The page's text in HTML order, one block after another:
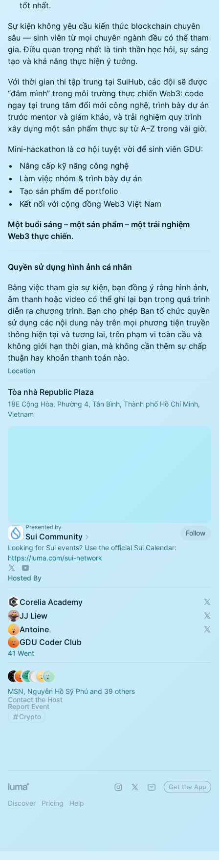
tốt nhất.
Sự kiện không yêu cầu kiến thức blockchain chuyên
sâu — sinh viên từ mọi chuyên ngành đều có thể tham
gia. Điều quan trọng nhất là tinh thần học hỏi, sự sáng
tạo và khả năng thực hiện ý tưởng.
Với thời gian thi tập trung tại SuiHub, các đội sẽ được
“đắm mình” trong môi trường thực chiến Web3: code
ngay tại trung tâm đổi mới công nghệ, trình bày dự án
trước mentor và giám khảo, và trải nghiệm quy trình
xây dựng một sản phẩm thực sự từ A–Z trong vài giờ.
Mini-hackathon là cơ hội tuyệt vời để sinh viên GDU:
Nâng cấp kỹ năng công nghệ
Làm việc nhóm & trình bày dự án
Tạo sản phẩm để portfolio
Kết nối với cộng đồng Web3 Việt Nam
Một buổi sáng – một sản phẩm – một trải nghiệm
Web3 thực chiến.
Quyền sử dụng hình ảnh cá nhân
​Bằng việc tham gia sự kiện, bạn đồng ý rằng hình ảnh,
âm thanh hoặc video có thể ghi lại bạn trong quá trình
diễn ra chương trình. Bạn cho phép Ban tổ chức quyền
sử dụng các nội dung này trên mọi phương tiện truyền
thông hiện tại và tương lai, trên phạm vi toàn cầu và
không giới hạn thời gian, mà không cần thêm sự chấp
thuận hay khoản thanh toán nào.
Location
Tòa nhà Republic Plaza
18E Cộng Hòa, Phường 4, Tân Bình, Thành phố Hồ Chí Minh,
Vietnam
Presented by
Sui Community
Follow
Looking for Sui events? Use the official Sui Calendar:
https://luma.com/sui-network
Hosted By
Corelia Academy
JJ Liew
Antoine
GDU Coder Club
41 Went
MSN, Nguyễn Hồ Sỹ Phú and 39 others
Contact the Host
Report Event
Crypto
Discover Pricing Help
Get the App